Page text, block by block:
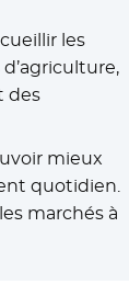
les
des
mieux
quotidien.
marchés à